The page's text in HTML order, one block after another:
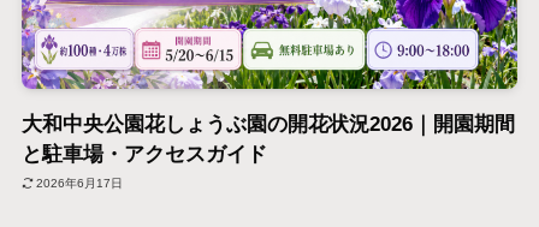
大和中央公園花しょうぶ園の開花状況2026｜開園期間
と駐車場・アクセスガイド
2026年6月17日